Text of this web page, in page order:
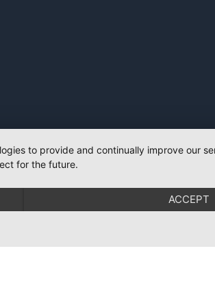
to provide and continually improve our
for the future.
ACCEPT